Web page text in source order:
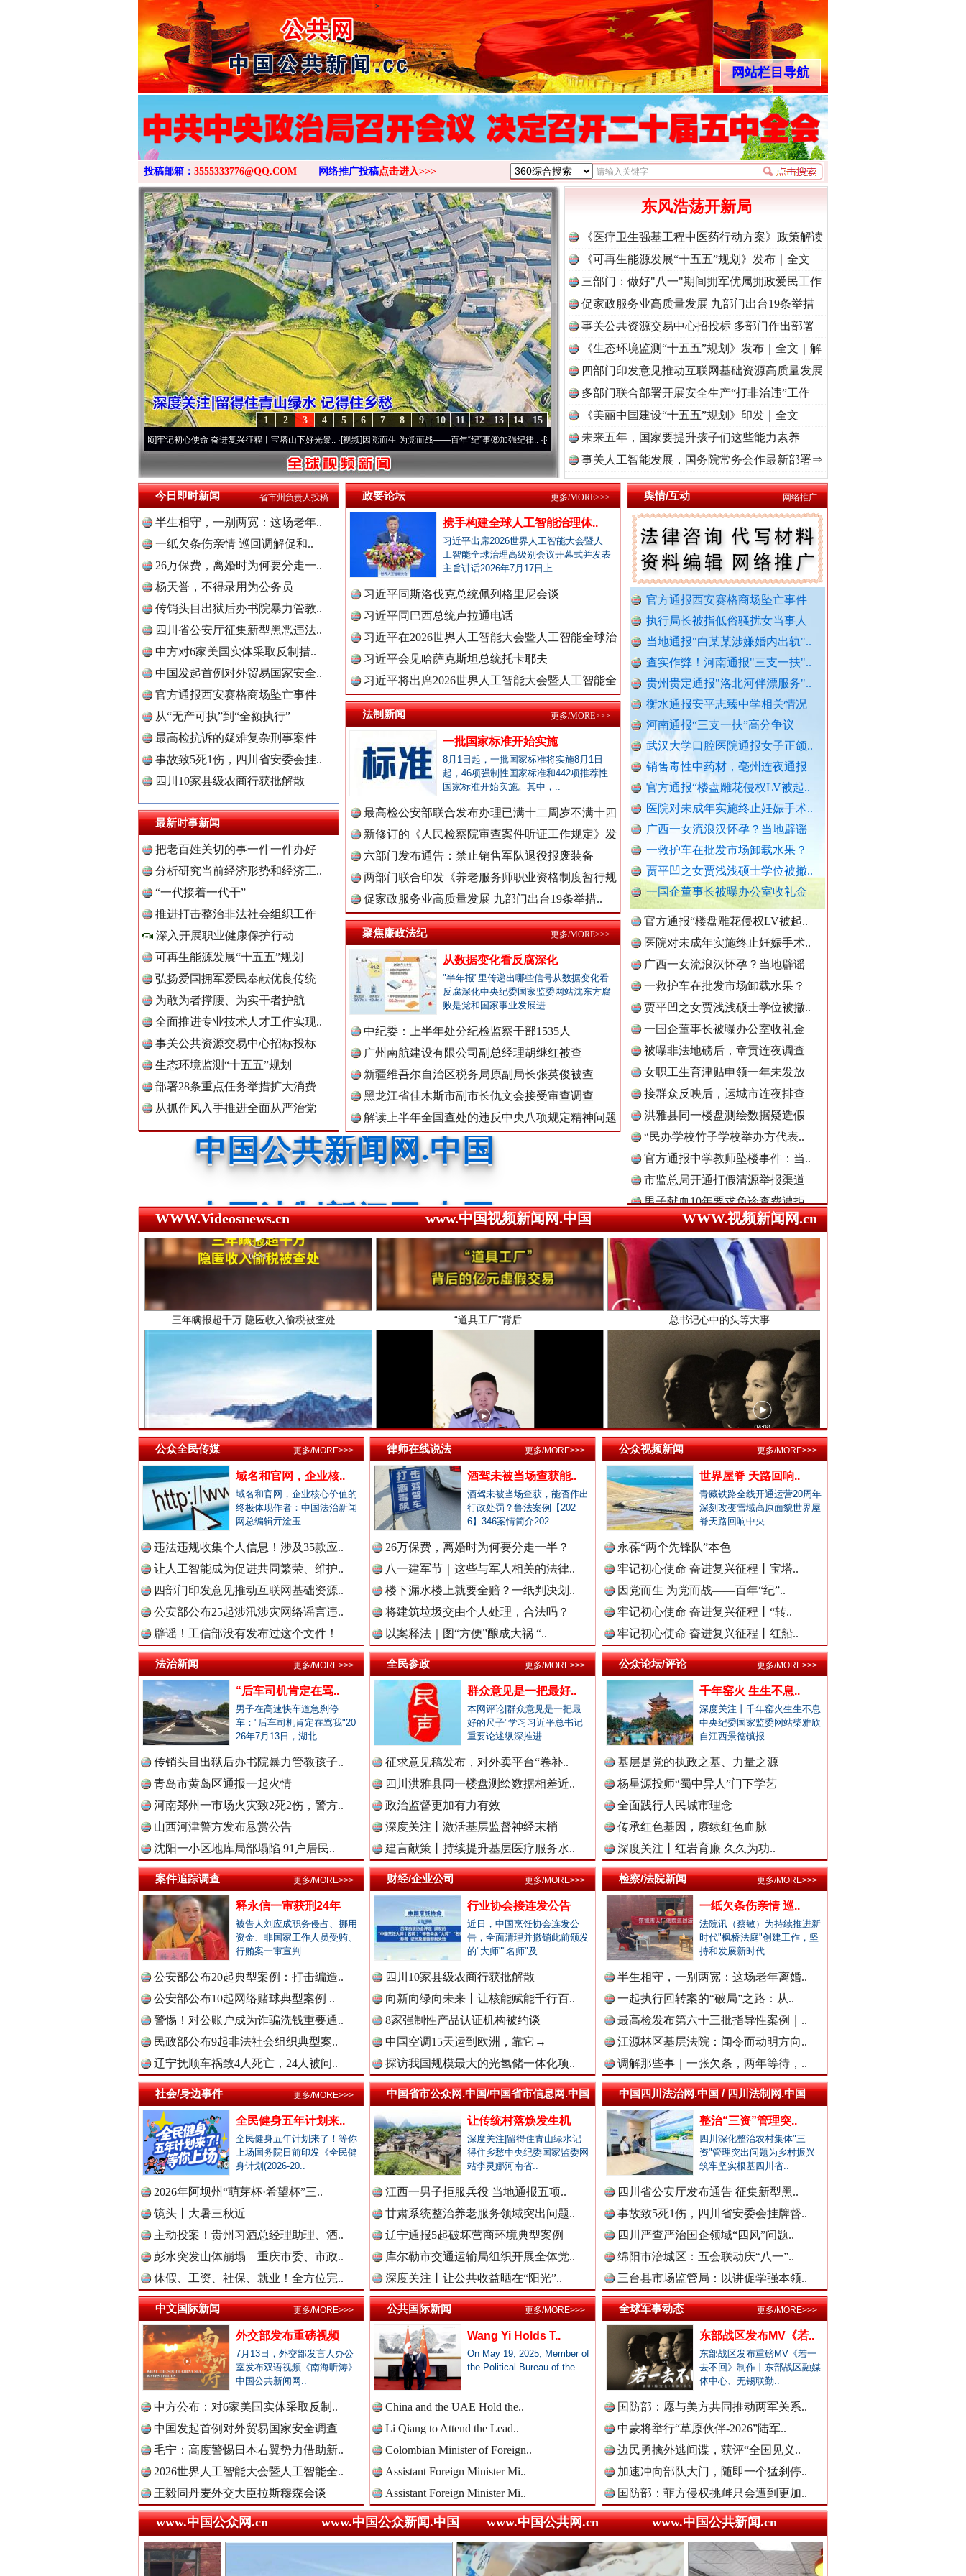
>
网站栏目导航
投稿邮箱： 3555333776@QQ.COM 网络推广投稿点击进入>>>
15
14
13
12
11
10
9
8
7
6
5
4
3
2
1
牢记初心使命 奋进复兴征程丨宝塔山下好光景.. ·[视频]因党而生 为党而战——百年“纪”事⑧加强纪律..·[视频]牢记初心使命 奋进复兴征程丨“转折之城”激荡..·[视频]牢记初心使命 奋进复兴征程丨红船起航处 潮起..
东风浩荡开新局
《医疗卫生强基工程中医药行动方案》政策解读
《可再生能源发展“十五五”规划》发布｜全文
三部门：做好"八一"期间拥军优属拥政爱民工作
促家政服务业高质量发展 九部门出台19条举措
事关公共资源交易中心招投标 多部门作出部署
《生态环境监测“十五五”规划》发布｜全文｜解
读
四部门印发意见推动互联网基础资源高质量发展
多部门联合部署开展安全生产“打非治违”工作
《美丽中国建设“十五五”规划》印发｜全文
未来五年，国家要提升孩子们这些能力素养
事关人工智能发展，国务院常务会作最新部署⇒
舆情/互动
官方通报西安赛格商场坠亡事件
执行局长被指低俗骚扰女当事人
当地通报"白某某涉嫌婚内出轨"..
查实作弊！河南通报"三支一扶"..
贵州贵定通报"洛北河伴漂服务"..
衡水通报安平志臻中学相关情况
河南通报“三支一扶”高分争议
武汉大学口腔医院通报女子正颌..
销售毒性中药材，亳州连夜通报
官方通报“楼盘雕花侵权LV被起..
医院对未成年实施终止妊娠手术..
广西一女流浪汉怀孕？当地辟谣
一救护车在批发市场卸载水果？
贾平凹之女贾浅浅硕士学位被撤..
一国企董事长被曝办公室收礼金
官方通报西安赛格商场坠亡事件
执行局长被指低俗骚扰女当事人
当地通报"白某某涉嫌婚内出轨"..
查实作弊！河南通报"三支一扶"..
贵州贵定通报"洛北河伴漂服务"..
衡水通报安平志臻中学相关情况
河南通报“三支一扶”高分争议
武汉大学口腔医院通报女子正颌..
销售毒性中药材，亳州连夜通报
官方通报“楼盘雕花侵权LV被起..
医院对未成年实施终止妊娠手术..
广西一女流浪汉怀孕？当地辟谣
一救护车在批发市场卸载水果？
贾平凹之女贾浅浅硕士学位被撤..
一国企董事长被曝办公室收礼金
被曝非法地磅后，章贡连夜调查
女职工生育津贴申领一年未发放
接群众反映后，运城市连夜排查
洪雅县同一楼盘测绘数据疑造假
“民办学校竹子学校举办方代表..
官方通报中学教师坠楼事件：当..
市监总局开通打假清源举报渠道
男子献血10年要求免诊查费遭拒
襄阳一村干部超占地建五层楼房
西北大学通报“教师贾某某涉嫌..
郴州市通报烟花零售店燃爆事件
不准学生带手纸入厕？教委回应
湖南卫健委通报“研究生失联”
县委书记在评论区回复网友诉求
居民在农业农村局上厕所遭辱骂
公立医院医生未完成创收被待岗..
郏县通报"15岁女孩被当街暴打"..
宁波通报患儿术后离世医疗事件
襄阳多家精神病医院被曝骗医保
成都成华区深夜通报"非遗"乱象..
官方通报国企董事长打人被拘
找国土所所长办事被借68万元？
公务员考生笔试面试第一落选？
中标公告套网络人名，湖北通报
南宁通报“一教师脚踢小学生”
周知！公安部这个举报平台上线..
村民“从小被父母砍手割耳”？
民警走访吓得家里老人欲轻生？
安徽颍上县红星镇发布道歉声明
医院弄错CT女子被误诊“绝症”
驾车致4死,审理时开贫困证明？
濉溪县通报黑臭水体流入农灌区
官方通报周口六院医生坠楼身亡
景区摩托车收费带路设置路障？
男子曝妻子和公职人员多次开房
女子自曝怀孕时摆烂丈夫是副处
警察违停致摩托司机追尾死亡？
三亚再通报游客被不明物咬伤离..
社区书记开车追撵女子撞伤2人
医院回应要求先献血再输血致人..
虎门通报“4车道变3车道车祸”
爆破拆火车站致周边房屋裂缝？
一医院涉嫌在中药里添加安眠药
柳州鱼峰区教育局发布辟谣声明
福建中医药大学附属人民医院：..
“市长信箱”出现答复错误问题
中日友好医院通报肖某相关问题
官方通报“三河广告牌匾改色”
教师被举报用假身份与女生恋爱
网民反映新能源充电电价差异大
广西一栋5层楼墙体和地基开裂
天津市委常委、组织部部长周德..
官方通报西安赛格商场坠亡事件
执行局长被指低俗骚扰女当事人
当地通报"白某某涉嫌婚内出轨"..
查实作弊！河南通报"三支一扶"..
贵州贵定通报"洛北河伴漂服务"..
衡水通报安平志臻中学相关情况
河南通报“三支一扶”高分争议
武汉大学口腔医院通报女子正颌..
销售毒性中药材，亳州连夜通报
官方通报“楼盘雕花侵权LV被起..
医院对未成年实施终止妊娠手术..
广西一女流浪汉怀孕？当地辟谣
一救护车在批发市场卸载水果？
贾平凹之女贾浅浅硕士学位被撤..
一国企董事长被曝办公室收礼金
被曝非法地磅后，章贡连夜调查
女职工生育津贴申领一年未发放
接群众反映后，运城市连夜排查
洪雅县同一楼盘测绘数据疑造假
“民办学校竹子学校举办方代表..
官方通报中学教师坠楼事件：当..
网络推广
今日即时新闻
半生相守，一别两宽：这场老年..
一纸欠条伤亲情 巡回调解促和..
26万保费，离婚时为何要分走一..
杨天誉，不得录用为公务员
传销头目出狱后办书院暴力管教..
四川省公安厅征集新型黑恶违法..
中方对6家美国实体采取反制措..
中国发起首例对外贸易国家安全..
官方通报西安赛格商场坠亡事件
从“无产可执”到“全额执行”
最高检抗诉的疑难复杂刑事案件
事故致5死1伤，四川省安委会挂..
四川10家县级农商行获批解散
最新时事新闻
把老百姓关切的事一件一件办好
分析研究当前经济形势和经济工..
“一代接着一代干”
推进打击整治非法社会组织工作
深入开展职业健康保护行动
可再生能源发展“十五五”规划
弘扬爱国拥军爱民奉献优良传统
为敢为者撑腰、为实干者护航
全面推进专业技术人才工作实现..
事关公共资源交易中心招标投标
生态环境监测“十五五”规划
部署28条重点任务举措扩大消费
从抓作风入手推进全面从严治党
省市州负责人投稿 政要论坛
携手构建全球人工智能治理体..
习近平出席2026世界人工智能大会暨人
工智能全球治理高级别会议开幕式并发表
主旨讲话2026年7月17日上..
习近平同斯洛伐克总统佩列格里尼会谈
习近平同巴西总统卢拉通电话
习近平在2026世界人工智能大会暨人工智能全球治
理高级..
习近平会见哈萨克斯坦总统托卡耶夫
习近平将出席2026世界人工智能大会暨人工智能全
球治理..
更多/MORE>>>
法制新闻
一批国家标准开始实施
8月1日起，一批国家标准将实施8月1日
起，46项强制性国家标准和442项推荐性
国家标准开始实施。其中，..
最高检公安部联合发布办理已满十二周岁不满十四
周岁未..
新修订的《人民检察院审查案件听证工作规定》发
布
六部门发布通告：禁止销售军队退役报废装备
两部门联合印发《养老服务师职业资格制度暂行规
定》
促家政服务业高质量发展 九部门出台19条举措..
更多/MORE>>>
聚焦廉政法纪
从数据变化看反腐深化
"半年报"里传递出哪些信号从数据变化看
反腐深化中央纪委国家监委网站沈东方腐
败是党和国家事业发展进..
中纪委：上半年处分纪检监察干部1535人
广州南航建设有限公司副总经理胡继红被查
新疆维吾尔自治区税务局原副局长张英俊被查
黑龙江省佳木斯市副市长仇文会接受审查调查
解读上半年全国查处的违反中央八项规定精神问题
数据
更多/MORE>>>
中国全民新闻网.中国
中国公众新闻网.中国
中国公民新闻网.中国
中国公共新闻网.中国
中国法制新闻网.中国
中国法治新闻网.中国
中国法院新闻网.中国
中国检察新闻网.中国
中国医药新闻网.中国
中国企业新闻网.中国
中国农业新闻网.中国
中国视频新闻网.中国
中国廉政法纪网.中国
中国律师在线.中国
中国参政网.中国
中国全民新闻网.中国
中国公众新闻网.中国
中国公民新闻网.中国
中国公共新闻网.中国
中国法制新闻网.中国
中国法治新闻网.中国
中国法院新闻网.中国
中国检察新闻网.中国
中国医药新闻网.中国
中国企业新闻网.中国
WWW.Videosnews.cn www.中国视频新闻网.中国 WWW.视频新闻网.cn
“后车司机肯定在骂我” 外交部发布重磅视频
世界屋脊 天路回响 永葆“两个先锋队”本色 “转折之城”激荡奋进脉搏
红船起航处 潮起向未来 广州首例，负责人莫某某被刑拘 导游发烟没安好心
三年瞒报超千万 隐匿收入偷税被查处.. 总书记心中的头等大事
高回报！网警详解投资理财陷阱 东部战区发布MV《若一去不回》
一枚“钉子”竟然扎入要害部门 生态调度“流量密码” 总书记与全民健身的故事
雄关漫道展新颜 “文明之鹰-2025”联训 外交部发布重磅视频：《不跪！》
衣柜里的秘密 高速路上逆行称"我一路开着双闪".. 现场视频！山东舰出扼台东
春天里的科技盛宴 烦心事变舒心事 同心逐梦
巳巳如意，开工大吉！ 三轮上挤9个人,司机：有保险！ 余华英二审被判死刑
“后车司机肯定在骂我” 全民健身五年计划来了！等你上场 外交部发布重磅视频
公众全民传媒
域名和官网，企业核..
域名和官网，企业核心价值的
终极体现作者：中国法治新闻
网总编辑亓淦玉..
违法违规收集个人信息！涉及35款应..
让人工智能成为促进共同繁荣、维护..
四部门印发意见推动互联网基础资源..
公安部公布25起涉汛涉灾网络谣言违..
辟谣！工信部没有发布过这个文件！
更多/MORE>>> 律师在线说法
酒驾未被当场查获能..
酒驾未被当场查获，能否作出
行政处罚？鲁法案例【202
6】346案情简介202..
26万保费，离婚时为何要分走一半？
八一建军节｜这些与军人相关的法律..
楼下漏水楼上就要全赔？一纸判决划..
将建筑垃圾交由个人处理，合法吗？
以案释法｜图“方便”酿成大祸 “..
更多/MORE>>> 公众视频新闻
世界屋脊 天路回响..
青藏铁路全线开通运营20周年
深刻改变雪域高原面貌世界屋
脊天路回响中央..
永葆“两个先锋队”本色
牢记初心使命 奋进复兴征程丨宝塔..
因党而生 为党而战——百年“纪”..
牢记初心使命 奋进复兴征程丨“转..
牢记初心使命 奋进复兴征程丨红船..
更多/MORE>>>
法治新闻
“后车司机肯定在骂..
男子在高速快车道急刹停
车："后车司机肯定在骂我"20
26年7月13日，湖北..
传销头目出狱后办书院暴力管教孩子..
青岛市黄岛区通报一起火情
河南郑州一市场火灾致2死2伤，警方..
山西河津警方发布悬赏公告
沈阳一小区地库局部塌陷 91户居民..
更多/MORE>>> 全民参政
群众意见是一把最好..
本网评论|群众意见是一把最
好的尺子"学习习近平总书记
重要论述纵深推进..
征求意见稿发布，对外卖平台“卷补..
四川洪雅县同一楼盘测绘数据相差近..
政治监督更加有力有效
深度关注丨激活基层监督神经末梢
建言献策丨持续提升基层医疗服务水..
更多/MORE>>> 公众论坛/评论
千年窑火 生生不息..
深度关注丨千年窑火生生不息
中央纪委国家监委网站柴雅欣
自江西景德镇报..
基层是党的执政之基、力量之源
杨星源投师“蜀中异人”门下学艺
全面践行人民城市理念
传承红色基因，赓续红色血脉
深度关注丨红岩育廉 久久为功..
更多/MORE>>>
案件追踪调查
释永信一审获刑24年
被告人刘应成职务侵占、挪用
资金、非国家工作人员受贿、
行贿案一审宣判..
公安部公布20起典型案例：打击编造..
公安部公布10起网络赌球典型案例 ..
警惕！对公账户成为诈骗洗钱重要通..
民政部公布9起非法社会组织典型案..
辽宁抚顺车祸致4人死亡，24人被问..
更多/MORE>>> 财经/企业公司
行业协会接连发公告
近日，中国烹饪协会连发公
告，全面清理并撤销此前颁发
的"大师""名师"及..
四川10家县级农商行获批解散
向新向绿向未来丨让核能赋能千行百..
8家强制性产品认证机构被约谈
中国空调15天运到欧洲，靠它→
探访我国规模最大的光氢储一体化项..
更多/MORE>>> 检察/法院新闻
一纸欠条伤亲情 巡..
法院讯（蔡敏）为持续推进新
时代"枫桥法庭"创建工作，坚
持和发展新时代..
半生相守，一别两宽：这场老年离婚..
一起执行回转案的“破局”之路：从..
最高检发布第六十三批指导性案例｜..
江源林区基层法院：闻令而动明方向..
调解那些事｜一张欠条，两年等待，..
更多/MORE>>>
社会/身边事件
全民健身五年计划来..
全民健身五年计划来了！等你
上场国务院日前印发《全民健
身计划(2026-20..
2026年阿坝州“萌芽杯·希望杯”三..
镜头丨大暑三秋近
主动投案！贵州习酒总经理助理、酒..
彭水突发山体崩塌 重庆市委、市政..
休假、工资、社保、就业！全方位完..
更多/MORE>>> 中国省市公众网.中国/中国省市信息网.中国
让传统村落焕发生机
深度关注|留得住青山绿水记
得住乡愁中央纪委国家监委网
站李灵娜河南省..
江西一男子拒服兵役 当地通报五项..
甘肃系统整治养老服务领域突出问题..
辽宁通报5起破坏营商环境典型案例
库尔勒市交通运输局组织开展全体党..
深度关注丨让公共收益晒在“阳光”..
中国四川法治网.中国 / 四川法制网.中国
整治“三资”管理突..
四川深化整治农村集体"三
资"管理突出问题为乡村振兴
筑牢坚实根基四川省..
四川省公安厅发布通告 征集新型黑..
事故致5死1伤，四川省安委会挂牌督..
四川严查严治国企领域“四风”问题..
绵阳市涪城区：五会联动庆“八一”..
三台县市场监管局：以讲促学强本领..
中文国际新闻
外交部发布重磅视频
7月13日，外交部发言人办公
室发布双语视频《南海听涛》
中国公共新闻网..
中方公布：对6家美国实体采取反制..
中国发起首例对外贸易国家安全调查
毛宁：高度警惕日本右翼势力借助新..
2026世界人工智能大会暨人工智能全..
王毅同丹麦外交大臣拉斯穆森会谈
更多/MORE>>> 公共国际新闻
Wang Yi Holds T..
On May 19, 2025, Member of
the Political Bureau of the ..
China and the UAE Hold the..
Li Qiang to Attend the Lead..
Colombian Minister of Foreign..
Assistant Foreign Minister Mi..
Assistant Foreign Minister Mi..
更多/MORE>>> 全球军事动态
东部战区发布MV《若..
东部战区发布重磅MV《若一
去不回》制作丨东部战区融媒
体中心、无锡联勤..
国防部：愿与美方共同推动两军关系..
中蒙将举行“草原伙伴-2026”陆军..
边民勇擒外逃间谍，获评“全国见义..
加速冲向部队大门，随即一个猛刹停..
国防部：菲方侵权挑衅只会遭到更加..
更多/MORE>>>
www.中国公众网.cn www.中国公众新闻.中国 www.中国公共网.cn www.中国公共新闻.cn